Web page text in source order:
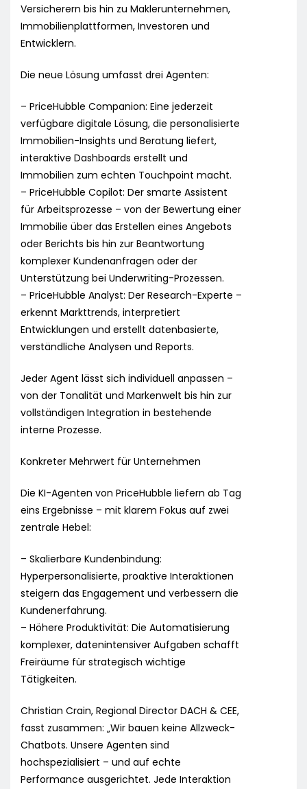
Versicherern bis hin zu Maklerunternehmen,
Immobilienplattformen, Investoren und
Entwicklern.
Die neue Lösung umfasst drei Agenten:
– PriceHubble Companion: Eine jederzeit
verfügbare digitale Lösung, die personalisierte
Immobilien-Insights und Beratung liefert,
interaktive Dashboards erstellt und
Immobilien zum echten Touchpoint macht.
– PriceHubble Copilot: Der smarte Assistent
für Arbeitsprozesse – von der Bewertung einer
Immobilie über das Erstellen eines Angebots
oder Berichts bis hin zur Beantwortung
komplexer Kundenanfragen oder der
Unterstützung bei Underwriting-Prozessen.
– PriceHubble Analyst: Der Research-Experte –
erkennt Markttrends, interpretiert
Entwicklungen und erstellt datenbasierte,
verständliche Analysen und Reports.
Jeder Agent lässt sich individuell anpassen –
von der Tonalität und Markenwelt bis hin zur
vollständigen Integration in bestehende
interne Prozesse.
Konkreter Mehrwert für Unternehmen
Die KI-Agenten von PriceHubble liefern ab Tag
eins Ergebnisse – mit klarem Fokus auf zwei
zentrale Hebel:
– Skalierbare Kundenbindung:
Hyperpersonalisierte, proaktive Interaktionen
steigern das Engagement und verbessern die
Kundenerfahrung.
– Höhere Produktivität: Die Automatisierung
komplexer, datenintensiver Aufgaben schafft
Freiräume für strategisch wichtige
Tätigkeiten.
Christian Crain, Regional Director DACH & CEE,
fasst zusammen: „Wir bauen keine Allzweck-
Chatbots. Unsere Agenten sind
hochspezialisiert – und auf echte
Performance ausgerichtet. Jede Interaktion